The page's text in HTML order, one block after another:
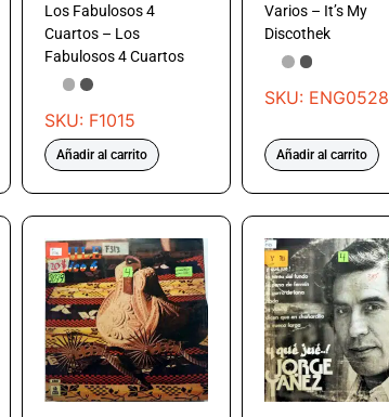
Los Fabulosos 4
Cuartos – Los
Fabulosos 4 Cuartos
SKU: F1015
Añadir al carrito
Varios – It’s My
Discothek
SKU: ENG0528
Añadir al carrito